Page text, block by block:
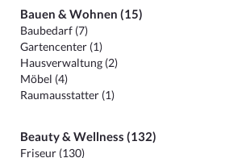
Bauen & Wohnen (15)
Baubedarf (7)
Gartencenter (1)
Hausverwaltung (2)
Möbel (4)
Raumausstatter (1)
Beauty & Wellness (132)
Friseur (130)